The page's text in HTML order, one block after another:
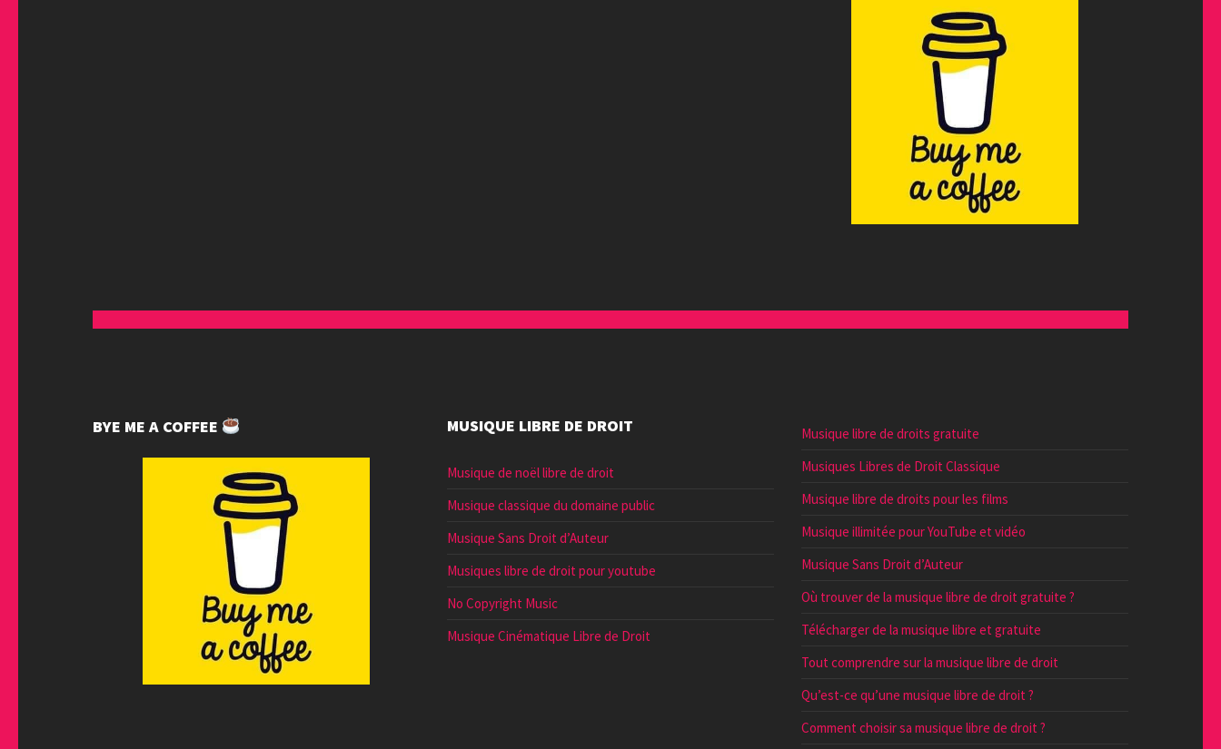
BYE ME A COFFEE MUSIQUE LIBRE DE DROIT
Musique de noël libre de droit
Musique classique du domaine public
Musique Sans Droit d’Auteur
Musiques libre de droit pour youtube
No Copyright Music
Musique Cinématique Libre de Droit
Musique libre de droits gratuite
Musiques Libres de Droit Classique
Musique libre de droits pour les films
Musique illimitée pour YouTube et vidéo
Musique Sans Droit d’Auteur
Où trouver de la musique libre de droit gratuite ?
Télécharger de la musique libre et gratuite
Tout comprendre sur la musique libre de droit
Qu’est-ce qu’une musique libre de droit ?
Comment choisir sa musique libre de droit ?